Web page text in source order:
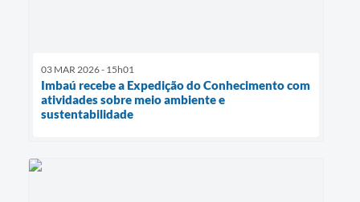
03 MAR 2026 - 15h01
Imbaú recebe a Expedição do Conhecimento com
atividades sobre meio ambiente e
sustentabilidade